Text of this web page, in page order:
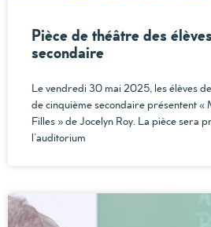
Pièce de théâtre des
secondaire
Le vendredi 30 mai 2025, les élèves
de cinquième secondaire présentent «
Filles » de Jocelyn Roy. La pièce sera
l’auditorium